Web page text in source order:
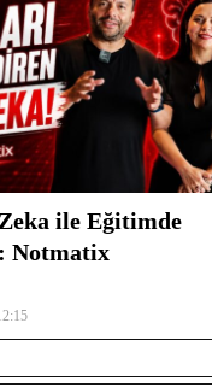
ile Eğitimde
Notmatix